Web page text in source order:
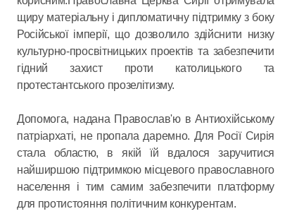
щиру матеріальну і дипломатичну підтримку з боку
Російської імперії, що дозволило здійснити низку
культурно-просвітницьких проектів та забезпечити
гідний захист проти католицького та
протестантського прозелітизму.
Допомога, надана Православ'ю в Антиохійському
патріархаті, не пропала даремно. Для Росії Сирія
стала областю, в якій їй вдалося заручитися
найширшою підтримкою місцевого православного
населення і тим самим забезпечити платформу
для протистояння політичним конкурентам.